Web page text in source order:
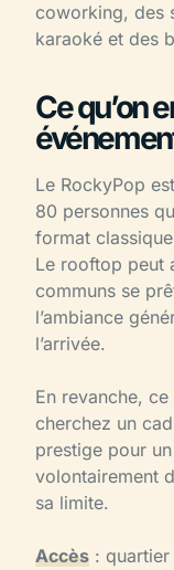
coworking, des
karaoké et des
Ce qu’on
Le RockyPop
80 personnes
format
Le rooftop peut
communs se
l’ambiance
l’arrivée.
En revanche,
cherchez un
prestige pour
volontairement
sa limite.
Accès :